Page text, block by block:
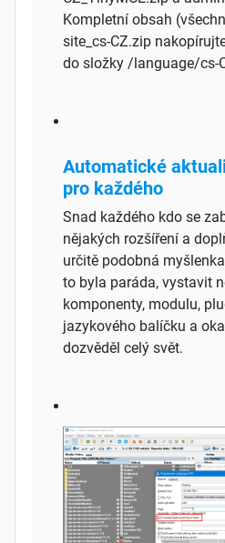
Kompletní obsah
site_cs-CZ.zip
do složky /language/cs-
Automatické
pro každého
Snad každého kdo se
nějakých rozšíření a
určitě podobná
to byla paráda, vystavit
komponenty, modulu,
jazykového balíčku a
dozvěděl celý svět.